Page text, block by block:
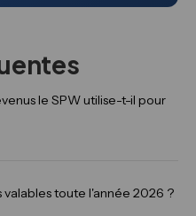
le SPW utilise-t-il pour
valables toute l'année 2026 ?